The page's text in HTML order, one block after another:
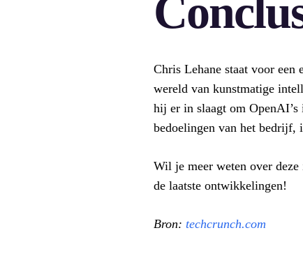
Chris Lehane staat voor
wereld van kunstmatige
hij er in slaagt om OpenAI’s
bedoelingen van het bedrijf,
Wil je meer weten over
de laatste ontwikkelingen!
Bron: techcrunch.com